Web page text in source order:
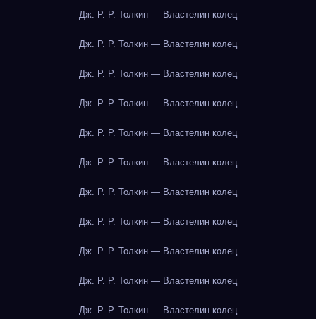
Дж. Р. Р. Толкин — Властелин колец
Дж. Р. Р. Толкин — Властелин колец
Дж. Р. Р. Толкин — Властелин колец
Дж. Р. Р. Толкин — Властелин колец
Дж. Р. Р. Толкин — Властелин колец
Дж. Р. Р. Толкин — Властелин колец
Дж. Р. Р. Толкин — Властелин колец
Дж. Р. Р. Толкин — Властелин колец
Дж. Р. Р. Толкин — Властелин колец
Дж. Р. Р. Толкин — Властелин колец
Дж. Р. Р. Толкин — Властелин колец